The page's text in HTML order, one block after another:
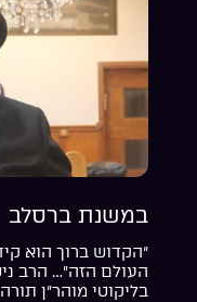
במשנת ברסלב
“הקדוש ברוך הוא
העולם הזה”… הרב
בליקוטי מוהר”ן